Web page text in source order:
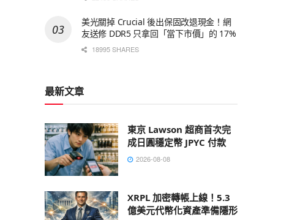
美光關掉 Crucial 後出保固改退現金！網
友送修 DDR5 只拿回「當下市價」的 17%
18995 SHARES
最新文章
東京 Lawson 超商首次完
成日圓穩定幣 JPYC 付款
2026-08-08
XRPL 加密轉帳上線！5.3
億美元代幣化資產準備隱形